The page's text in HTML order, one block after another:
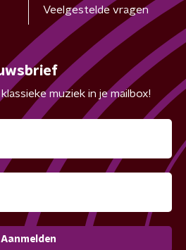
Veelgestelde vragen
muziek in je mailbox!
Aanmelden